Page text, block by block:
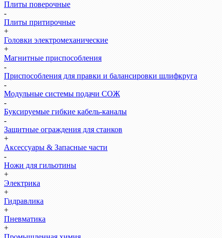
Плиты поверочные
-
Плиты притирочные
+
Головки электромеханические
+
Магнитные приспособления
-
Приспособления для правки и балансировки шлифкруга
-
Модульные системы подачи СОЖ
-
Буксируемые гибкие кабель-каналы
-
Защитные ограждения для станков
+
Аксессуары & Запасные части
-
Ножи для гильотины
+
Электрика
+
Гидравлика
+
Пневматика
+